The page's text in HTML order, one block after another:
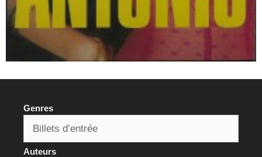
Genres
Auteurs